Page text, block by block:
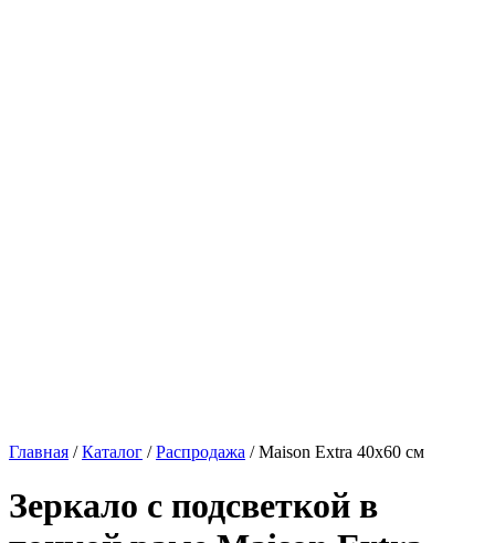
Главная /Каталог /Распродажа /Maison Extra 40х60 см
Зеркало с подсветкой в